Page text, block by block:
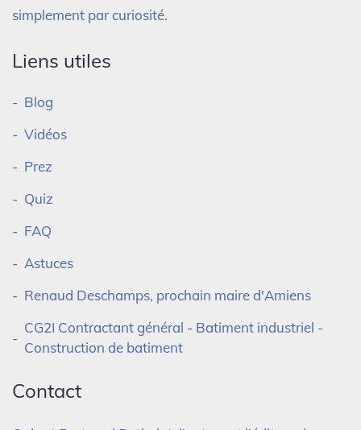
simplement par curiosité.
Liens utiles
Blog
Vidéos
Prez
Quiz
FAQ
Astuces
Renaud Deschamps, prochain maire d'Amiens
CG2I Contractant général - Batiment industriel -
Construction de batiment
Contact